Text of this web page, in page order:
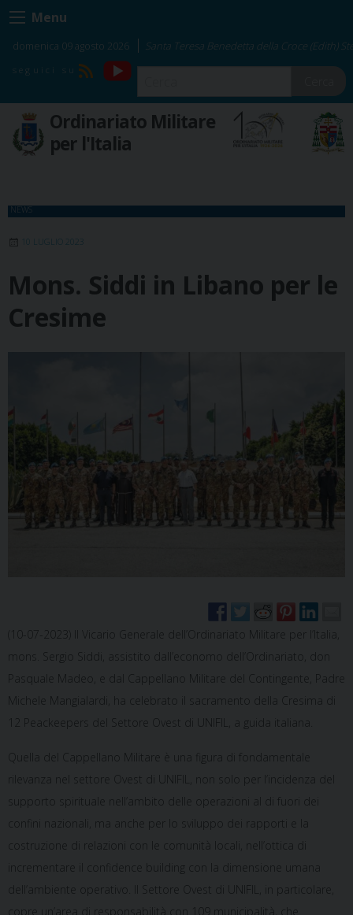
Skip
to
content
Menu
domenica 09 agosto 2026 Santa Teresa Benedetta della Croce (Edith)
RSS
YouTube
Ordinariato Militare
per l'Italia
NEWS
10 LUGLIO 2023
Mons. Siddi in Libano per le
Cresime
(10-07-2023) Il Vicario Generale dell’Ordinariato Militare per l’Italia,
mons. Sergio Siddi, assistito dall’economo dell’Ordinariato, don
Pasquale Madeo, e dal Cappellano Militare del Contingente, Padre
Michele Mangialardi, ha celebrato il sacramento della Cresima di
12 Peackeepers del Settore Ovest di UNIFIL, a guida italiana.
Quella del Cappellano Militare è una figura di fondamentale
rilevanza nel settore Ovest di UNIFIL, non solo per l’incidenza del
supporto spirituale nell’ambito delle operazioni al di fuori dei
confini nazionali, ma anche per lo sviluppo dei rapporti e la
costruzione di relazioni con le comunità locali, nell’ottica di
incrementare il confidence building con la dimensione umana
dell’ambiente operativo. Il Settore Ovest di UNIFIL, in particolare,
copre un’area di responsabilità con 109 municipalità, che